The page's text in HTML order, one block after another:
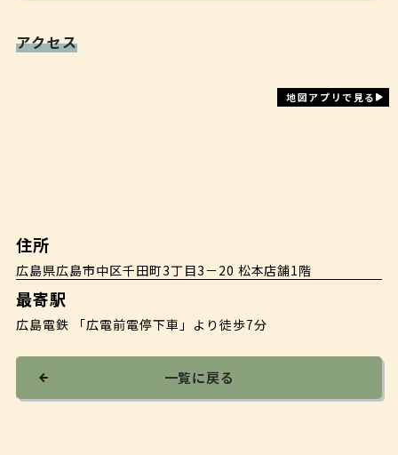
アクセス
地図アプリで見る
住所
広島県広島市中区千田町3丁目3－20 松本店舗1階
最寄駅
広島電鉄 「広電前電停下車」より徒歩7分
一覧に戻る